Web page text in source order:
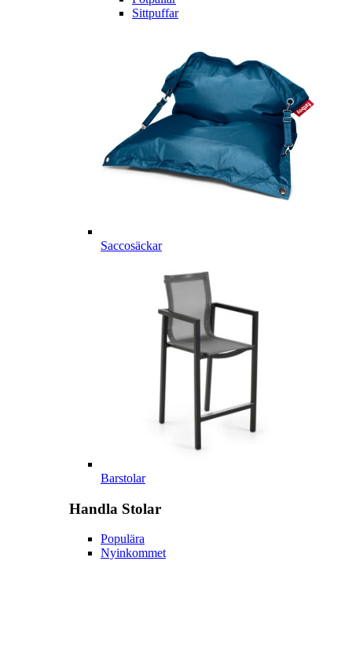
Sittpuffar
Saccosäckar
Barstolar
Handla Stolar
Populära
Nyinkommet